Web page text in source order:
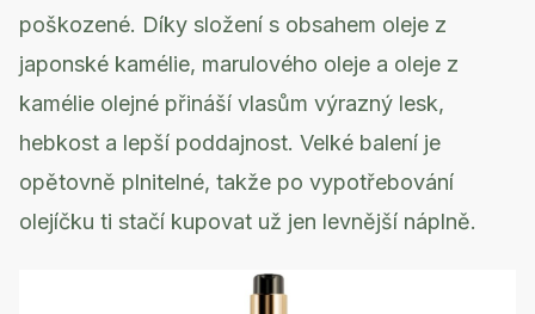
poškozené. Díky složení s obsahem oleje z
japonské kamélie, marulového oleje a oleje z
kamélie olejné přináší vlasům výrazný lesk,
hebkost a lepší poddajnost. Velké balení je
opětovně plnitelné, takže po vypotřebování
olejíčku ti stačí kupovat už jen levnější náplně.